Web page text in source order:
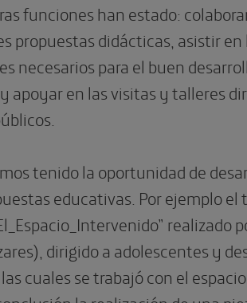
funciones han estado:
propuestas didácticas, asistir
necesarios para el buen
apoyar en las visitas y talleres
tenido la oportunidad de
educativas. Por ejemplo el
realizado
dirigido a adolescentes y
cuales se trabajó con el